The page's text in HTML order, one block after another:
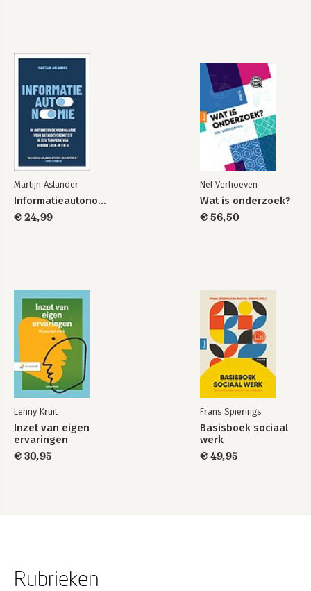
Bekijk alle boeken
Martijn Aslander
Informatieautonomie
€ 24,99
Nel Verhoeven
Wat is onderzoek?
€ 56,50
Lenny Kruit
Inzet van eigen
ervaringen
€ 30,95
Frans Spierings
Basisboek sociaal
werk
€ 49,95
Rubrieken